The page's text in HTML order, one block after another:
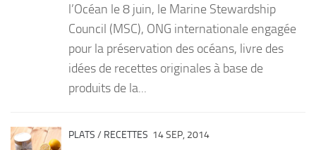
Desserts
l’Océan le 8 juin, le Marine Stewardship
Council (MSC), ONG internationale engagée
pour la préservation des océans, livre des
idées de recettes originales à base de
produits de la...
PLATS / RECETTES 14 SEP, 2014